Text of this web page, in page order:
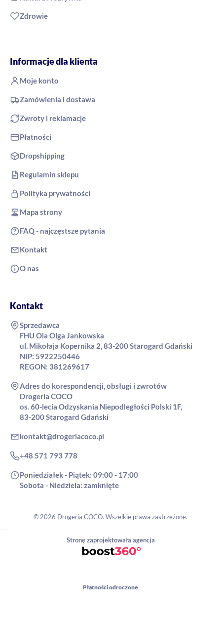
Zdrowie
Informacje dla klienta
Moje konto
Zamówienia i dostawa
Zwroty i reklamacje
Płatności
Dropshipping
Regulamin sklepu
Polityka prywatności
Mapa strony
FAQ - najczęstsze pytania
Kontakt
O nas
Kontakt
Sprzedawca
FHU Ola Olga Jankowska
ul. Mikołaja Kopernika 2, 83-200 Starogard Gdański
NIP: 5922250446
REGON: 381269617
Adres do korespondencji, obsługi i zwrotów
Drogeria COCO
os. 60-lecia Odzyskania Niepodległości Polski 1F,
83-200 Starogard Gdański
kontakt@drogeriacoco.pl
+48 571 793 778
Poniedziałek - Piątek: 09:00 - 17:00
Sobota - Niedziela: zamknięte
© 2026 Drogeria COCO. Wszelkie prawa zastrzeżone.
Stronę zaprojektowała agencja
Płatności odroczone